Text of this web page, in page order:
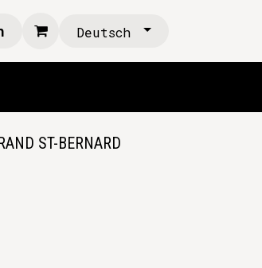
Deutsch
ST-BERNARD